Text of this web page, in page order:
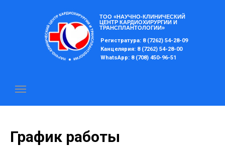
ТОО «НАУЧНО-КЛИНИЧЕСКИЙ
ЦЕНТР КАРДИОХИРУРГИИ И
ТРАНСПЛАНТОЛОГИИ»
Регистратура: 8 (7262) 54-28-09
Канцелярия: 8 (7262) 54-28-00
WhatsApp: 8 (708) 450-96-51
График работы